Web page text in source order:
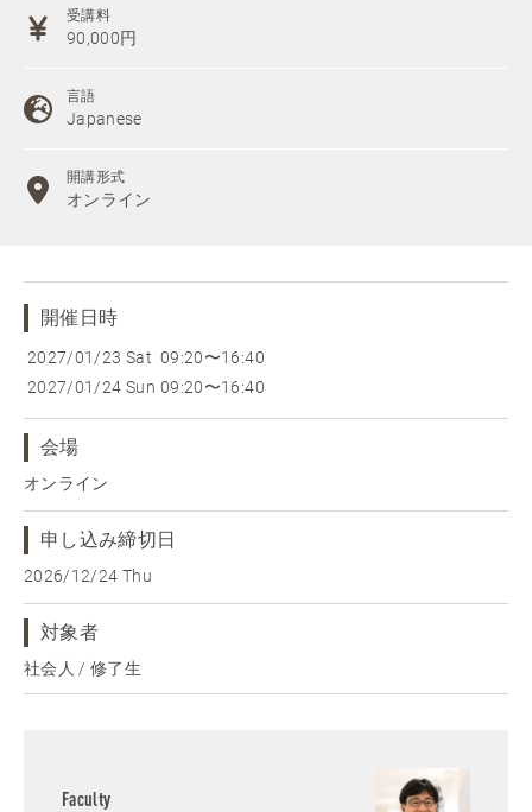
受講料
90,000円
言語
Japanese
開講形式
オンライン
開催日時
2027/01/23 Sat 09:20〜16:40
2027/01/24 Sun 09:20〜16:40
会場
オンライン
申し込み締切日
2026/12/24 Thu
対象者
社会人 / 修了生
Faculty